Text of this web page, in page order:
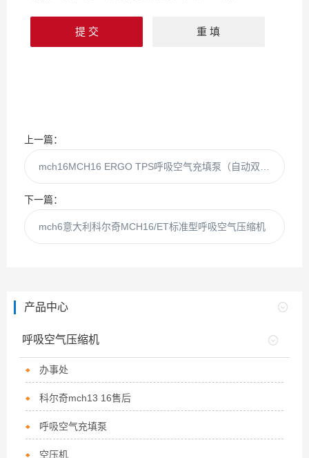
上一篇：
下一篇：
mch6意大利科尔奇MCH16/ET标准型呼吸空气压缩机
产品中心
呼吸空气压缩机
办事处
科尔奇mch13 16售后
呼吸空气充填泵
空压机